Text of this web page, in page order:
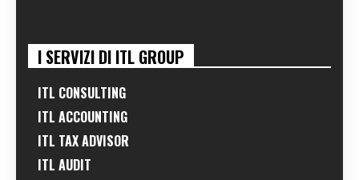
I SERVIZI DI ITL GROUP
ITL CONSULTING
ITL ACCOUNTING
ITL TAX ADVISOR
ITL AUDIT